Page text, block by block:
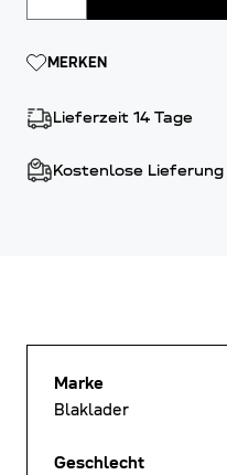
MERKEN
Lieferzeit 14 Tage
Kostenlose Lieferung
Marke
Blaklader
Geschlecht